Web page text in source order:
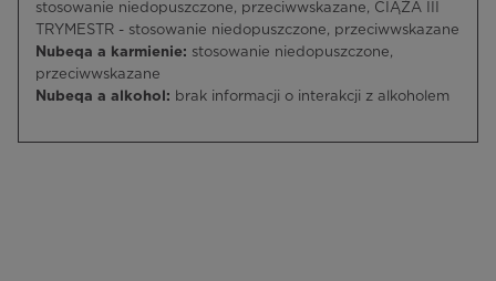
stosowanie niedopuszczone, przeciwwskazane, CIĄŻA III
TRYMESTR - stosowanie niedopuszczone, przeciwwskazane
Nubeqa a karmienie: stosowanie niedopuszczone,
przeciwwskazane
Nubeqa a alkohol: brak informacji o interakcji z alkoholem